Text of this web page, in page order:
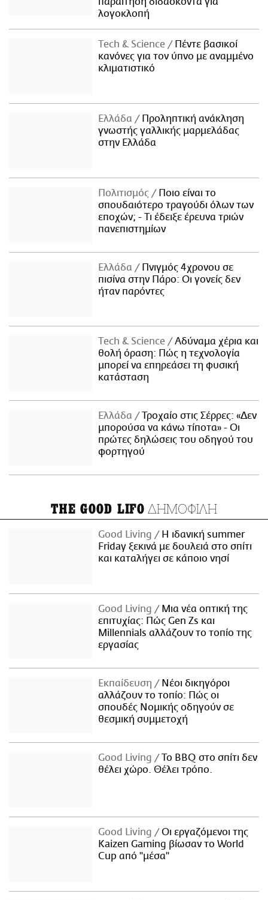
λογοκλοπή
Τech & Science
Πέντε βασικοί
κανόνες για τον ύπνο με αναμμένο
κλιματιστικό
Ελλάδα
Προληπτική ανάκληση
γνωστής γαλλικής μαρμελάδας
στην Ελλάδα
Πολιτισμός
Ποιο είναι το
σπουδαιότερο τραγούδι όλων των
εποχών; - Τι έδειξε έρευνα τριών
πανεπιστημίων
Ελλάδα
Πνιγμός 4χρονου σε
πισίνα στην Πάρο: Οι γονείς δεν
ήταν παρόντες
Τech & Science
Αδύναμα χέρια και
θολή όραση: Πώς η τεχνολογία
μπορεί να επηρεάσει τη φυσική
κατάσταση
Ελλάδα
Τροχαίο στις Σέρρες: «Δεν
μπορούσα να κάνω τίποτα» - Οι
πρώτες δηλώσεις του οδηγού του
φορτηγού
THE GOOD LIFO ΔΗΜΟΦΙΛΗ
Good Living
Η ιδανική summer
Friday ξεκινά με δουλειά στο σπίτι
και καταλήγει σε κάποιο νησί
Good Living
Μια νέα οπτική της
επιτυχίας: Πώς Gen Zs και
Millennials αλλάζουν το τοπίο της
εργασίας
Εκπαίδευση
Νέοι δικηγόροι
αλλάζουν το τοπίο: Πώς οι
σπουδές Νομικής οδηγούν σε
θεσμική συμμετοχή
Good Living
Το BBQ στο σπίτι δεν
θέλει χώρο. Θέλει τρόπο.
Good Living
Οι εργαζόμενοι της
Kaizen Gaming βίωσαν το World
Cup από "μέσα"